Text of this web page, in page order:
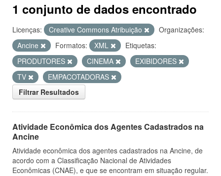
1 conjunto de dados encontrado
Licenças: Creative Commons Atribuição
Organizações:
Ancine
Formatos: XML
Etiquetas:
PRODUTORES
CINEMA
EXIBIDORES
TV
EMPACOTADORAS
Filtrar Resultados
Atividade Econômica dos Agentes Cadastrados na
Ancine
Atividade econômica dos agentes cadastrados na Ancine, de
acordo com a Classificação Nacional de Atividades
Econômicas (CNAE), e que se encontram em situação regular.